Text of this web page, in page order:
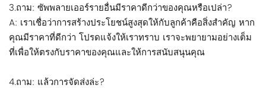
3.ถาม: ซัพพลายเออร์รายอื่นมีราคาดีกว่าของคุณหรือเปล่า?
A: เราเชื่อว่าการสร้างประโยชน์สูงสุดให้กับลูกค้าคือสิ่งสำคัญ หาก
คุณมีราคาที่ดีกว่า โปรดแจ้งให้เราทราบ เราจะพยายามอย่างเต็ม
ที่เพื่อให้ตรงกับราคาของคุณและให้การสนับสนุนคุณ
4.ถาม: แล้วการจัดส่งล่ะ?